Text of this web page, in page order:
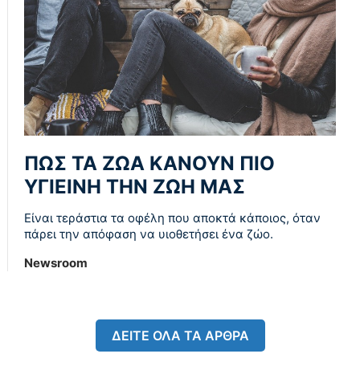
ΠΩΣ ΤΑ ΖΩΑ ΚΑΝΟΥΝ ΠΙΟ
ΥΓΙΕΙΝΗ ΤΗΝ ΖΩΗ ΜΑΣ
Είναι τεράστια τα οφέλη που αποκτά κάποιος, όταν
πάρει την απόφαση να υιοθετήσει ένα ζώο.
Newsroom
ΔΕΙΤΕ ΟΛΑ ΤΑ ΑΡΘΡΑ